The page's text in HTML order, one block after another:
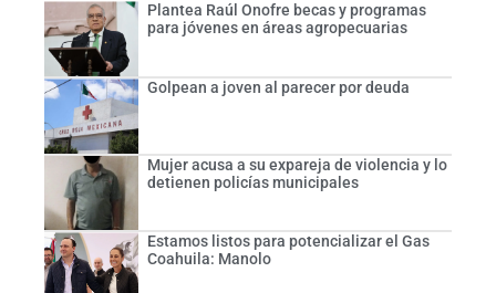
Plantea Raúl Onofre becas y programas
para jóvenes en áreas agropecuarias
Golpean a joven al parecer por deuda
Mujer acusa a su expareja de violencia y lo
detienen policías municipales
Estamos listos para potencializar el Gas
Coahuila: Manolo